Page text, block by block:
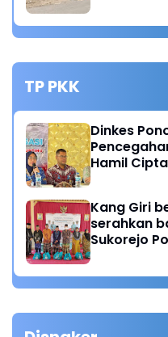
TP PKK
Dinkes
Hamil
Kang Giri
serahkan
Sukorejo